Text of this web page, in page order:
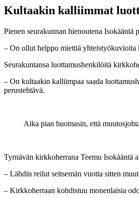
Kultaakin kalliimmat
Pienen seurakunnan hienoutena
– On ollut helppo miettiä yhteistyökuvioita
Seurakuntansa luottamushenkilöitä
– On kultaakin kalliimpaa saada
perustehtävä.
Aika pian huomasin, että
Tyrnävän kirkkoherrana Teemu Isokääntä
– Lähdin reilut seitsemän vuotta sitten
– Kirkkoherraan kohdistuu monenlaisia